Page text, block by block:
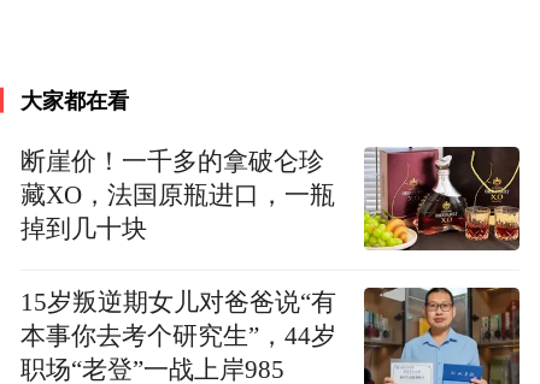
非遗艺术与现代科技在对话中碰撞,中西思维
光彩,孩子们更加了解了南头古城的浓烈文化
街区氛围为何是如此动人。在高谈阔论中,中
脉与数字科技在青砖黛瓦间奇妙交融。
大家都在看
断崖价！一千多的拿破仑珍
藏XO，法国原瓶进口，一瓶
掉到几十块
15岁叛逆期女儿对爸爸说“有
本事你去考个研究生”，44岁
职场“老登”一战上岸985